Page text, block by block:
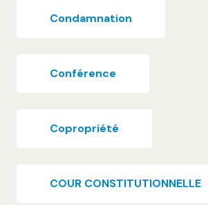
Condamnation
Conférence
Copropriété
COUR CONSTITUTIONNELLE